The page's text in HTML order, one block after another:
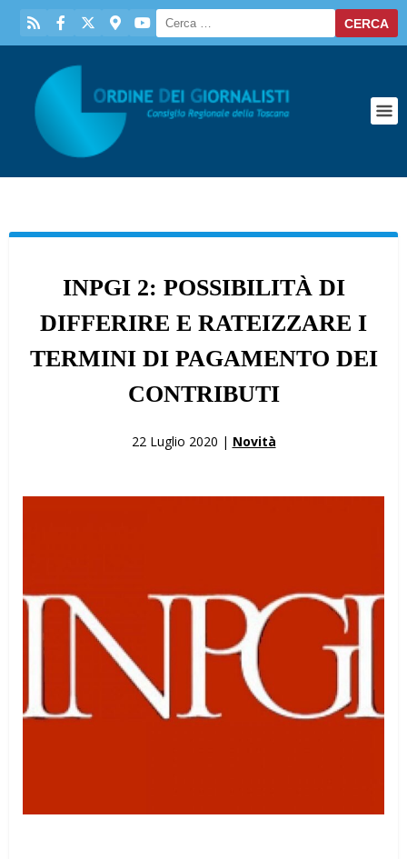
INPGI 2: POSSIBILITÀ DI
DIFFERIRE E RATEIZZARE I
TERMINI DI PAGAMENTO DEI
CONTRIBUTI
22 Luglio 2020 | Novità